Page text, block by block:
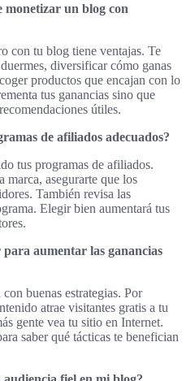
monetizar un blog con
con tu blog tiene ventajas. Te
diversificar cómo ganas
productos que encajan con lo
tus ganancias sino que
útiles.
de afiliados adecuados?
tus programas de afiliados.
marca, asegurarte que los
También revisa las
Elegir bien aumentará tus
para aumentar las ganancias
buenas estrategias. Por
atrae visitantes gratis a tu
gente vea tu sitio en Internet.
saber qué tácticas te benefician